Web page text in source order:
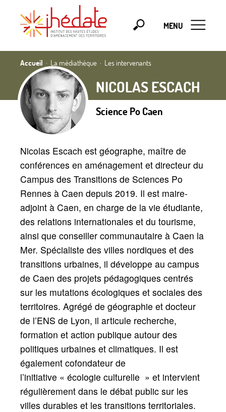
MENU
Accueil La médiathèque Les intervenants
NICOLAS ESCACH
Science Po Caen
Nicolas Escach est géographe, maître de
conférences en aménagement et directeur du
Campus des Transitions de Sciences Po
Rennes à Caen depuis 2019. Il est maire-
adjoint à Caen, en charge de la vie étudiante,
des relations internationales et du tourisme,
ainsi que conseiller communautaire à Caen la
Mer. Spécialiste des villes nordiques et des
transitions urbaines, il développe au campus
de Caen des projets pédagogiques centrés
sur les mutations écologiques et sociales des
territoires. Agrégé de géographie et docteur
de l’ENS de Lyon, il articule recherche,
formation et action publique autour des
politiques urbaines et climatiques. Il est
également cofondateur de
l’initiative « écologie culturelle » et intervient
régulièrement dans le débat public sur les
villes durables et les transitions territoriales.